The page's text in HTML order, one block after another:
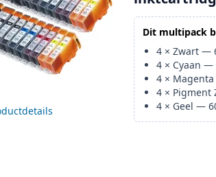
Dit multipack
4 ×Zwart —
4 × Cyaan —
4 × Magenta
4 × Pigment
4 × Geel —